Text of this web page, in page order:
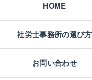
HOME
社労士事務所の選び方
お問い合わせ